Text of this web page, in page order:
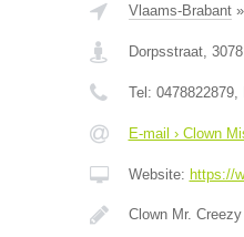
Vlaams-Brabant»
Dorpsstraat, 3078
Tel: 0478822879,
E-mail › Clown
Website: https://
Clown Mr.